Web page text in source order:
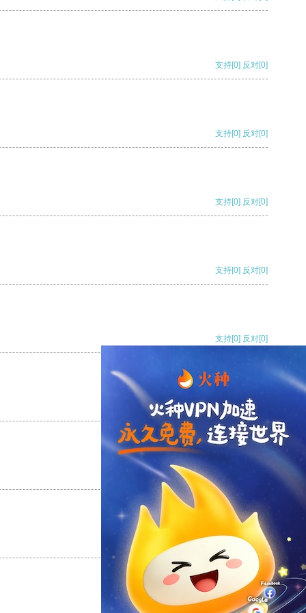
支持[0] 反对[0]
支持[0] 反对[0]
支持[0] 反对[0]
支持[0] 反对[0]
支持[0] 反对[0]
支持[0] 反对
支持
反对 [0]